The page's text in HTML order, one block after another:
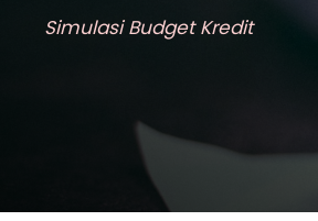
Simulasi Budget Kredit